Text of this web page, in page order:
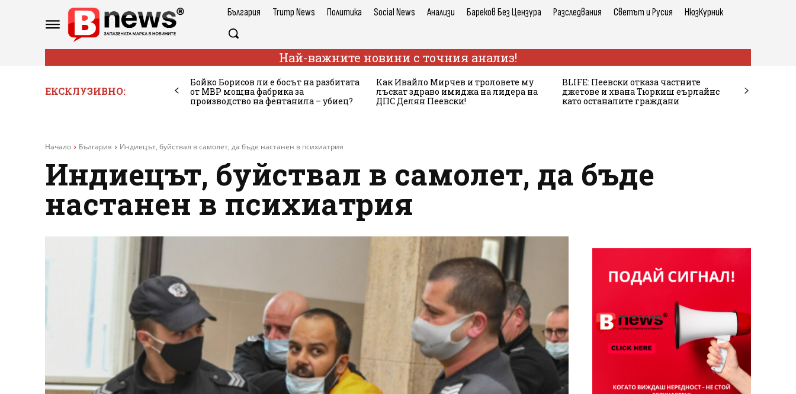
България Trump News Политика Social News Анализи Бареков Без Цензура Разследвания Светът и Русия НюзКурник
Най-важните новини с точния анализ!
ЕКСКЛУЗИВНО:
Бойко Борисов ли е босът на разбитата
от МВР мощна фабрика за
производство на фентанила – убиец?
Как Ивайло Мирчев и троловете му
лъскат здраво имиджа на лидера на
ДПС Делян Пеевски!
BLIFE: Пеевски отказа частните
джетове и хвана Тюркиш еърлайнс
като останалите граждани
Начало България Индиецът, буйствал в самолет, да бъде настанен в психиатрия
Индиецът, буйствал в самолет, да бъде
настанен в психиатрия